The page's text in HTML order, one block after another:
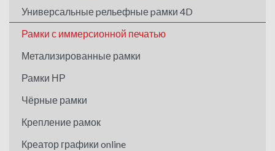
Универсальные pельефные pамки 4D
Рамки с иммерсионной печатью
Метализированные рамки
Рамки НР
Чёрные рамки
Крепление рамок
Креатор графики online